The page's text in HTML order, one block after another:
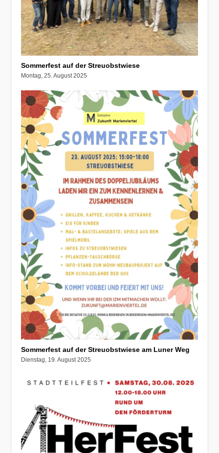
Sommerfest auf der Streuobstwiese
Montag, 25. August 2025
Sommerfest auf der Streuobstwiese am Luner Weg
Dienstag, 19. August 2025